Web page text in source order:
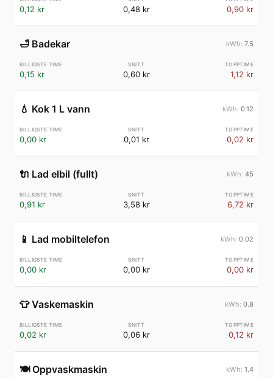
0,12 kr 0,48 kr 0,90 kr
🛁 Badekar 7.5
0,15 kr 0,60 kr 1,12 kr
💧 Kok 1 L vann 0.12
0,00 kr 0,01 kr 0,02 kr
🔌 Lad elbil (fullt) 45
0,91 kr 3,58 kr 6,72 kr
📱 Lad mobiltelefon 0.02
0,00 kr 0,00 kr 0,00 kr
👕 Vaskemaskin 0.8
0,02 kr 0,06 kr 0,12 kr
🍽️ Oppvaskmaskin 1.4